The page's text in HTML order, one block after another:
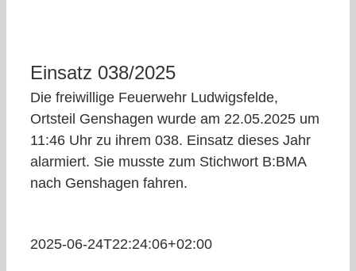
Einsatz 038/2025
Die freiwillige Feuerwehr Ludwigsfelde,
Ortsteil Genshagen wurde am 22.05.2025 um
11:46 Uhr zu ihrem 038. Einsatz dieses Jahr
alarmiert. Sie musste zum Stichwort B:BMA
nach Genshagen fahren.
2025-06-24T22:24:06+02:00